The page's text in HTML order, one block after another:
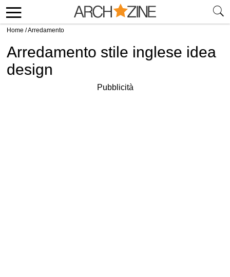
Home /Arredamento
Arredamento stile inglese idea
design
Pubblicità